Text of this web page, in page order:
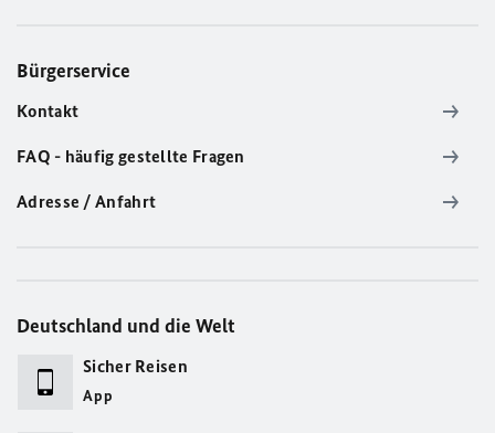
Bürgerservice
Kontakt
FAQ - häufig gestellte Fragen
Adresse / Anfahrt
Deutschland und die Welt
Sicher Reisen
App